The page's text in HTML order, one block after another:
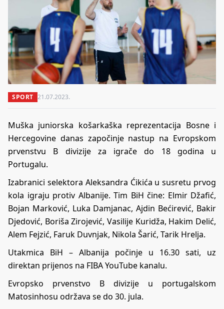
SPORT 21.07.2023.
Muška juniorska košarkaška reprezentacija Bosne i
Hercegovine danas započinje nastup na Evropskom
prvenstvu B divizije za igrače do 18 godina u
Portugalu.
Izabranici selektora Aleksandra Ćikića u susretu prvog
kola igraju protiv Albanije. Tim BiH čine: Elmir Džafić,
Bojan Marković, Luka Damjanac, Ajdin Bećirević, Bakir
Djedović, Boriša Zirojević, Vasilije Kuridža, Hakim Delić,
Alem Fejzić, Faruk Duvnjak, Nikola Šarić, Tarik Hrelja.
Utakmica BiH – Albanija počinje u 16.30 sati, uz
direktan prijenos na FIBA YouTube kanalu.
Evropsko prvenstvo B divizije u portugalskom
Matosinhosu održava se do 30. jula.